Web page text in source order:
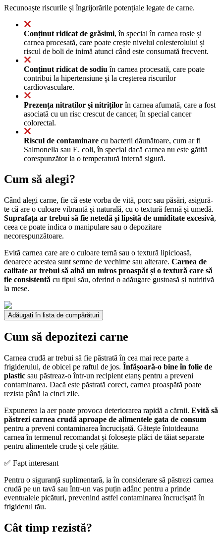
Recunoaște riscurile și îngrijorările potențiale legate de carne.
Conținut ridicat de grăsimi, în special în carnea roșie și
carnea procesată, care poate crește nivelul colesterolului și
riscul de boli de inimă atunci când este consumată frecvent.
Conținut ridicat de sodiu în carnea procesată, care poate
contribui la hipertensiune și la creșterea riscurilor
cardiovasculare.
Prezența nitratilor și nitrițilorîn carnea afumată, care a fost
asociată cu un risc crescut de cancer, în special cancer
colorectal.
Riscul de contaminare cu bacterii dăunătoare, cum ar fi
Salmonella sau E. coli, în special dacă carnea nu este gătită
corespunzător la o temperatură internă sigură.
Cum să alegi?
Când alegi carne, fie că este vorba de vită, porc sau păsări, asigură-
te că are o culoare vibrantă și naturală, cu o textură fermă și umedă.
Suprafața ar trebui să fie netedă și lipsită de umiditate excesivă,
ceea ce poate indica o manipulare sau o depozitare
necorespunzătoare.
Evită carnea care are o culoare ternă sau o textură lipicioasă,
deoarece acestea sunt semne de vechime sau alterare. Carnea de
calitate ar trebui să aibă un miros proaspăt și o textură care să
fie consistentă cu tipul său, oferind o adăugare gustoasă și nutritivă
la mese.
Adăugați în lista de cumpărături
Cum să depozitezi carne
Carnea crudă ar trebui să fie păstrată în cea mai rece parte a
frigiderului, de obicei pe raftul de jos. Înfășoară-o bine în folie de
plastic sau păstreaz-o într-un recipient etanș pentru a preveni
contaminarea. Dacă este păstrată corect, carnea proaspătă poate
rezista până la cinci zile.
Expunerea la aer poate provoca deteriorarea rapidă a cărnii. Evită să
păstrezi carnea crudă aproape de alimentele gata de consum
pentru a preveni contaminarea încrucișată. Gătește întotdeauna
carnea în termenul recomandat și folosește plăci de tăiat separate
pentru alimentele crude și cele gătite.
✅ Fapt interesant
Pentru o siguranță suplimentară, ia în considerare să păstrezi carnea
crudă pe un tavă sau într-un vas puțin adânc pentru a prinde
eventualele picături, prevenind astfel contaminarea încrucișată în
frigiderul tău.
Cât timp rezistă?